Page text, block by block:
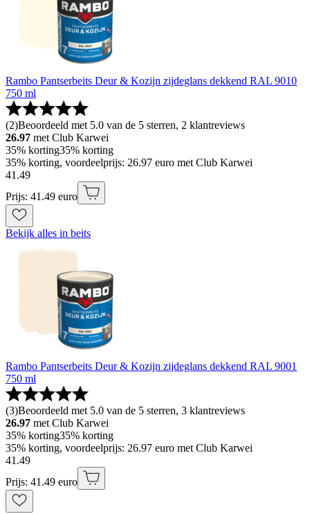
Rambo Pantserbeits Deur & Kozijn zijdeglans dekkend RAL 9010
750 ml
(2)Beoordeeld met 5.0 van de 5 sterren, 2 klantreviews
26.97 met Club Karwei
35% korting35% korting
35% korting, voordeelprijs: 26.97 euro met Club Karwei
41 .49
Prijs: 41.49 euro
Bekijk alles in beits
Rambo Pantserbeits Deur & Kozijn zijdeglans dekkend RAL 9001
750 ml
(3)Beoordeeld met 5.0 van de 5 sterren, 3 klantreviews
26.97 met Club Karwei
35% korting35% korting
35% korting, voordeelprijs: 26.97 euro met Club Karwei
41 .49
Prijs: 41.49 euro